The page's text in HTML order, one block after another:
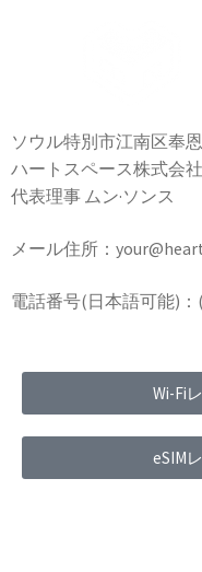
ソウル特別市江南区奉
ハートスペース株式会社
代表理事 ムン·ソンス
メール住所：
電話番号(日本語可能)：
Wi-Fi
eSIM